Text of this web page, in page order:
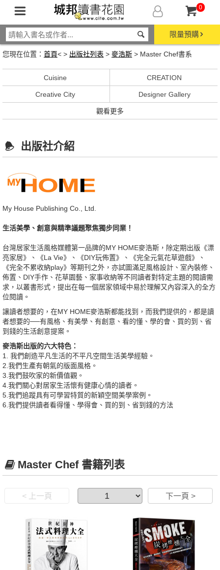
0
限量預購
您現在位置： 首頁< > 出版社列表 > 麥浩斯 > Master Chef書系
Cuisine CREATION
Creative City Designer Gallery
觀看更多
出版社介紹
My House Publishing Co., Ltd.
生活美學、創意與精準議題聚焦獨步同業！
台灣居家生活風格媒體第一品牌的MY HOME麥浩斯，除定期出版《漂
亮家居》、《La Vie》、《DIY玩佈置》、《完全元氣花草遊戲》、
《完全不累收納play》等期刊之外，亦試圖滿足風格設計、室內裝修、
佈置、DIY手作、花草園藝、家事收納等不同讀者對特定主題的閱讀需
求，以叢書形式，提出在每一個居家領域中易於理解又內容深入的全方
位閱讀。
讓讀者想要的，在MY HOME麥浩斯都能找到，而我們提供的，都是讀
者想要的──有風格、有美學、有創意、看的懂、學的會、買的到、省
到錢的生活創意提案。
麥浩斯出版的六大特色：
1. 我們創造平凡生活的不平凡空間生活美學經驗。
2.我們生產有朝氣的版面風格。
3.我們鼓吹家的新價值觀。
4.我們關心對居家生活懷有健康心情的讀者。
5.我們追蹤具有可學習特質的新穎空間美學案例。
6.我們提供讀者看得懂、學得會、買的到、省到錢的方法
Master Chef 書籍列表
< 上一頁 下一頁 >